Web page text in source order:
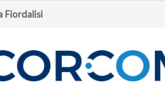
Fiordalisi